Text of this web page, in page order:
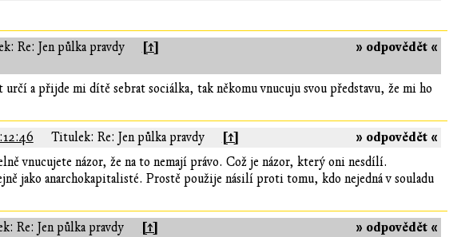
» odpovědět «
Re: Jen půlka pravdy [↑]
a přijde mi dítě sebrat sociálka, tak někomu vnucuju svou představu, že mi ho
» odpovědět «
Titulek: Re: Jen půlka pravdy [↑]
vnucujete názor, že na to nemají právo. Což je názor, který oni nesdílí.
jako anarchokapitalisté. Prostě použije násilí proti tomu, kdo nejedná v souladu
» odpovědět «
Re: Jen půlka pravdy [↑]